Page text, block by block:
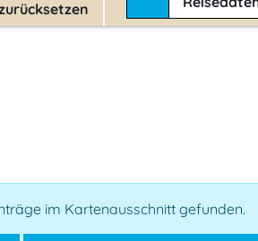
im Kartenausschnitt gefunden.